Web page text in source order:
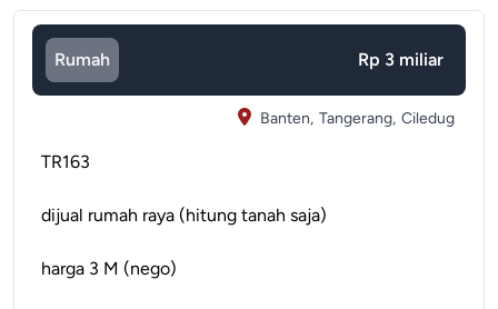
Rumah Rp 3 miliar
Banten, Tangerang, Ciledug
TR163
dijual rumah raya (hitung tanah saja)
harga 3 M (nego)